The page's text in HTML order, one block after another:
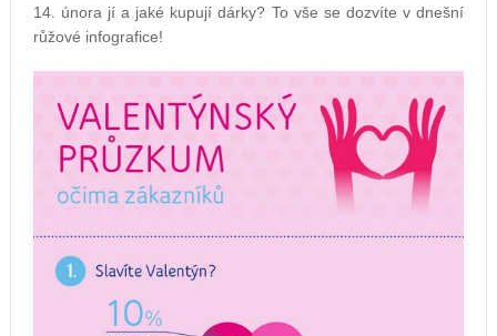
14. února jí a jaké kupují dárky? To vše se dozvíte v dnešní
růžové infografice!